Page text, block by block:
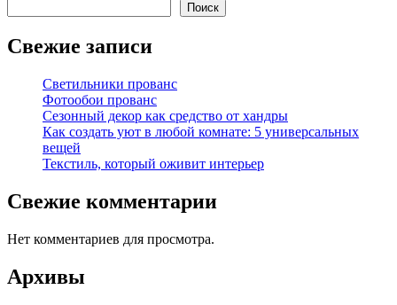
Поиск
Свежие записи
Светильники прованс
Фотообои прованс
Сезонный декор как средство от хандры
Как создать уют в любой комнате: 5 универсальных
вещей
Текстиль, который оживит интерьер
Свежие комментарии
Нет комментариев для просмотра.
Архивы